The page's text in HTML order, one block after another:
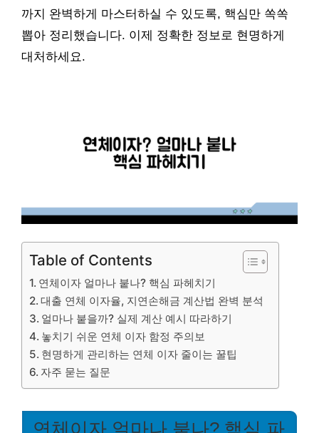
까지 완벽하게 마스터하실 수 있도록, 핵심만 쏙쏙
뽑아 정리했습니다. 이제 정확한 정보로 현명하게
대처하세요.
Table of Contents
연체이자 얼마나 붙나? 핵심 파헤치기
대출 연체 이자율, 지연손해금 계산법 완벽 분석
얼마나 붙을까? 실제 계산 예시 따라하기
놓치기 쉬운 연체 이자 함정 주의보
현명하게 관리하는 연체 이자 줄이는 꿀팁
자주 묻는 질문
연체이자 얼마나 붙나? 핵심 파